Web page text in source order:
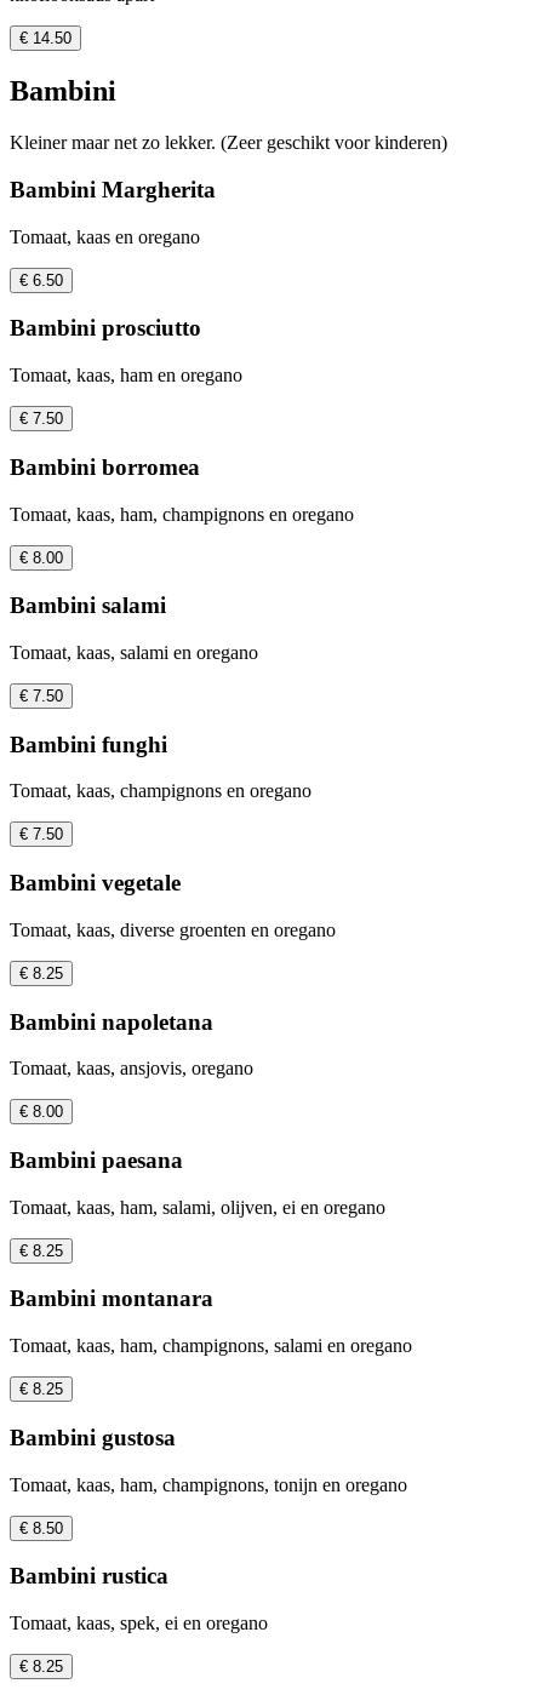
€ 14.50
Bambini
Kleiner maar net zo lekker. (Zeer geschikt voor kinderen)
Bambini Margherita
Tomaat, kaas en oregano
€ 6.50
Bambini prosciutto
Tomaat, kaas, ham en oregano
€ 7.50
Bambini borromea
Tomaat, kaas, ham, champignons en oregano
€ 8.00
Bambini salami
Tomaat, kaas, salami en oregano
€ 7.50
Bambini funghi
Tomaat, kaas, champignons en oregano
€ 7.50
Bambini vegetale
Tomaat, kaas, diverse groenten en oregano
€ 8.25
Bambini napoletana
Tomaat, kaas, ansjovis, oregano
€ 8.00
Bambini paesana
Tomaat, kaas, ham, salami, olijven, ei en oregano
€ 8.25
Bambini montanara
Tomaat, kaas, ham, champignons, salami en oregano
€ 8.25
Bambini gustosa
Tomaat, kaas, ham, champignons, tonijn en oregano
€ 8.50
Bambini rustica
Tomaat, kaas, spek, ei en oregano
€ 8.25